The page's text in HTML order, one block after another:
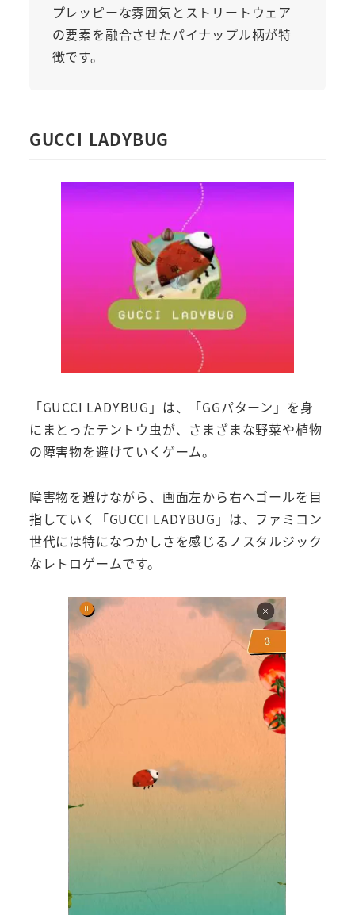
プレッピーな雰囲気とストリートウェア
の要素を融合させたパイナップル柄が特
徴です。
GUCCI LADYBUG
「GUCCI LADYBUG」は、「GGパターン」を身
にまとったテントウ虫が、さまざまな野菜や植物
の障害物を避けていくゲーム。
障害物を避けながら、画面左から右へゴールを目
指していく「GUCCI LADYBUG」は、ファミコン
世代には特になつかしさを感じるノスタルジック
なレトロゲームです。